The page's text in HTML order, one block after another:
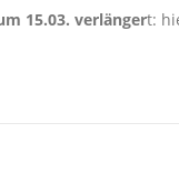
15.03. verlängert: